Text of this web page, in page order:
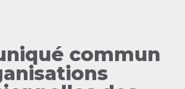
commun